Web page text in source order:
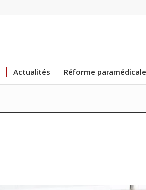
Actualités Réforme paramédicale